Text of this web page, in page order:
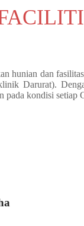
hunian dan
Darurat).
pada kondisi